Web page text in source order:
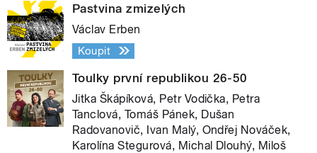
Pastvina zmizelých
Václav Erben
Koupit
Toulky první republikou 26-50
Jitka Škápíková, Petr Vodička, Petra
Tanclová, Tomáš Pánek, Dušan
Radovanovič, Ivan Malý, Ondřej Nováček,
Karolína Stegurová, Michal Dlouhý, Miloš